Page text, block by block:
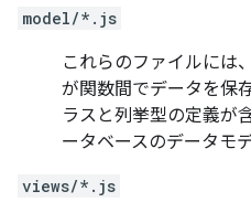
model/*.js
これらのファイルには
が関数間でデータを保
ラスと列挙型の定義が
ータベースのデータモ
views/*.js